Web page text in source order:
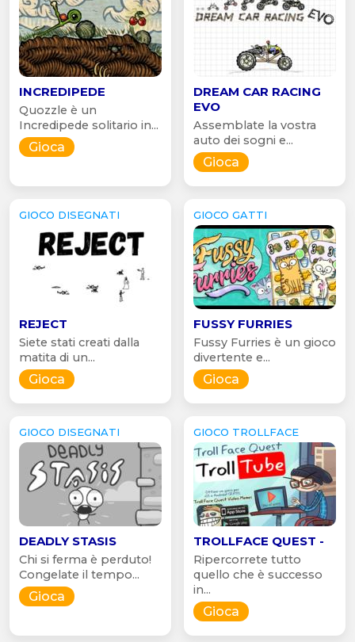
INCREDIPEDE
Quozzle è un
Incredipede solitario in...
Gioca
DREAM CAR RACING
EVO
Assemblate la vostra
auto dei sogni e...
Gioca
GIOCO DISEGNATI
REJECT
Siete stati creati dalla
matita di un...
Gioca
GIOCO GATTI
FUSSY FURRIES
Fussy Furries è un gioco
divertente e...
Gioca
GIOCO DISEGNATI
DEADLY STASIS
Chi si ferma è perduto!
Congelate il tempo...
Gioca
GIOCO TROLLFACE
TROLLFACE QUEST -
Ripercorrete tutto
quello che è successo
in...
Gioca